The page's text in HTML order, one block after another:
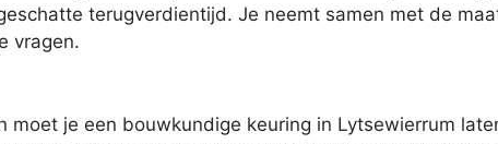
terugverdientijd. Je neemt samen met de
vragen.
je een bouwkundige keuring in Lytsewierrum